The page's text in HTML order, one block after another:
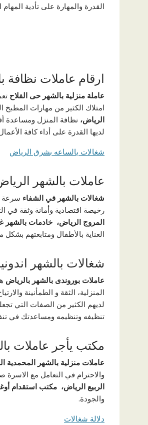
القدرة والمهارة على تأدية المهام
ارقام عاملات نظافة
عاملة منزلية بالشهر حى الفلاح
امتلاك الكثير من مهارات المطبخ
الرياض، نظافة المنزل ومساعدة
لديها القدرة على أداء كافة
شغالات بالساعه بشرق الرياض
عاملات بالشهر
شغالات بالشهر في الشفاء سرعة
رخيصة اقتصادية وأمانة وثقة في
المروج الرياض، خادمات بالشهر
العناية بالأطفال ومتابعتهم
شغالات بالشهر
عاملات بوروندى بالشهر بالرياض
المنزلية، الثقة و الطمأنينة
لديهم الكثير من الصفات التي
تنظيفه وتنظيمه ومساعدتك في
مكتب يأجر عاملات
عاملات منزلية بالشهر المحمدية
والاحترام في التعامل مع
الربيع الرياض، مكتب استقدام
والجودة.
دلالة شغالات